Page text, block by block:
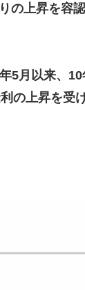
の上昇を容認
5月以来、
の上昇を受